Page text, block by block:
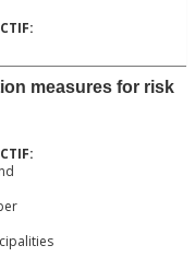
measures for risk